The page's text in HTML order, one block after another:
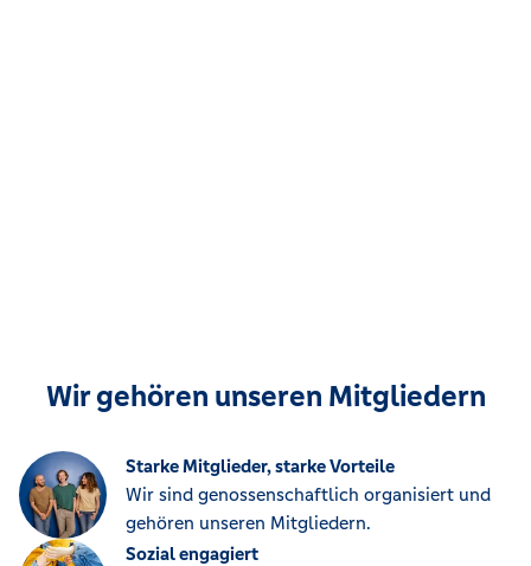
Wir gehören unseren Mitgliedern
Starke Mitglieder, starke Vorteile
Wir sind genossenschaftlich organisiert und
gehören unseren Mitgliedern.
Sozial engagiert